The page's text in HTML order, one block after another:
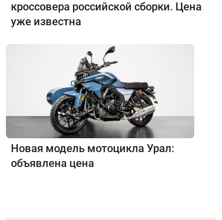
кроссовера российской сборки. Цена
уже известна
Новая модель мотоцикла Урал:
объявлена цена